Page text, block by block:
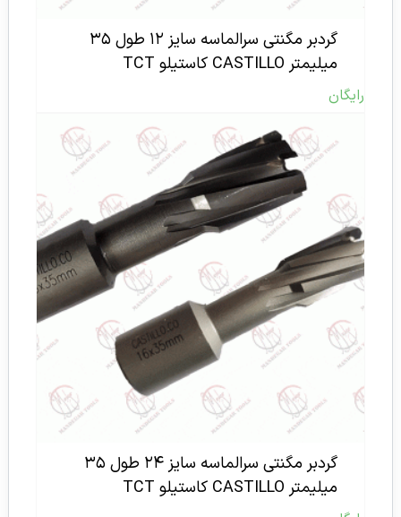
گردبر مگنتی سرالماسه سایز ۱۲ طول ۳۵
میلیمتر CASTILLO کاستیلو TCT
رایگان
گردبر مگنتی سرالماسه سایز ۲۴ طول ۳۵
میلیمتر CASTILLO کاستیلو TCT